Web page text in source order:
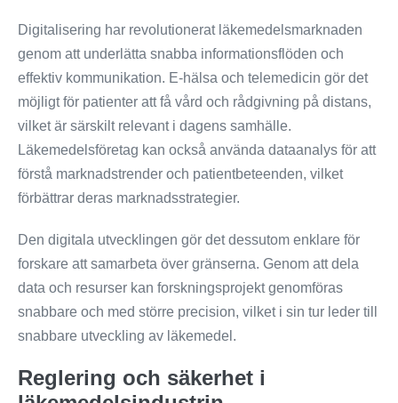
Digitalisering har revolutionerat läkemedelsmarknaden
genom att underlätta snabba informationsflöden och
effektiv kommunikation. E-hälsa och telemedicin gör det
möjligt för patienter att få vård och rådgivning på distans,
vilket är särskilt relevant i dagens samhälle.
Läkemedelsföretag kan också använda dataanalys för att
förstå marknadstrender och patientbeteenden, vilket
förbättrar deras marknadsstrategier.
Den digitala utvecklingen gör det dessutom enklare för
forskare att samarbeta över gränserna. Genom att dela
data och resurser kan forskningsprojekt genomföras
snabbare och med större precision, vilket i sin tur leder till
snabbare utveckling av läkemedel.
Reglering och säkerhet i